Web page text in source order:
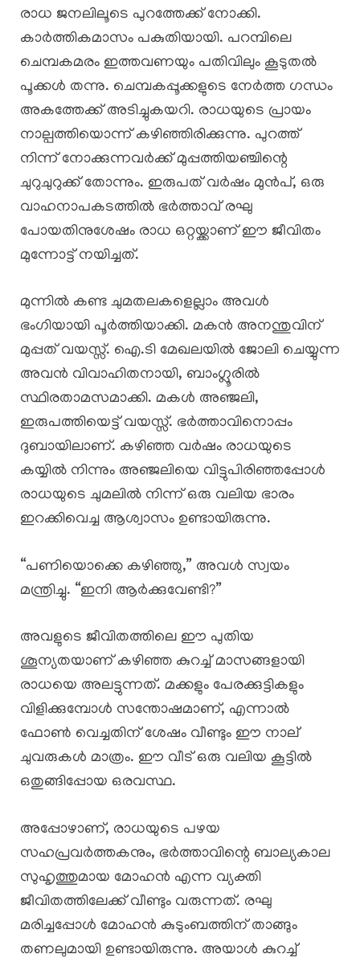
രാധ ജനലിലൂടെ പുറത്തേക്ക് നോക്കി.
കാർത്തികമാസം പകുതിയായി. പറമ്പിലെ
ചെമ്പകമരം ഇത്തവണയും പതിവിലും കൂടുതൽ
പൂക്കൾ തന്നു. ചെമ്പകപ്പൂക്കളുടെ നേർത്ത ഗന്ധം
അകത്തേക്ക് അടിച്ചുകയറി. രാധയുടെ പ്രായം
നാല്പത്തിയൊന്ന് കഴിഞ്ഞിരിക്കുന്നു. പുറത്ത്
നിന്ന് നോക്കുന്നവർക്ക് മുപ്പത്തിയഞ്ചിന്റെ
ചുറുചുറുക്ക് തോന്നും. ഇരുപത് വർഷം മുൻപ്, ഒരു
വാഹനാപകടത്തിൽ ഭർത്താവ് രഘു
പോയതിനുശേഷം രാധ ഒറ്റയ്ക്കാണ് ഈ ജീവിതം
മുന്നോട്ട് നയിച്ചത്.
മുന്നിൽ കണ്ട ചുമതലകളെല്ലാം അവൾ
ഭംഗിയായി പൂർത്തിയാക്കി. മകൻ അനന്തുവിന്
മുപ്പത് വയസ്സ്. ഐ.ടി മേഖലയിൽ ജോലി ചെയ്യുന്ന
അവൻ വിവാഹിതനായി, ബാംഗ്ലൂരിൽ
സ്ഥിരതാമസമാക്കി. മകൾ അഞ്ജലി,
ഇരുപത്തിയെട്ട് വയസ്സ്. ഭർത്താവിനൊപ്പം
ദുബായിലാണ്. കഴിഞ്ഞ വർഷം രാധയുടെ
കയ്യിൽ നിന്നും അഞ്ജലിയെ വിട്ടുപിരിഞ്ഞപ്പോൾ
രാധയുടെ ചുമലിൽ നിന്ന് ഒരു വലിയ ഭാരം
ഇറക്കിവെച്ച ആശ്വാസം ഉണ്ടായിരുന്നു.
“പണിയൊക്കെ കഴിഞ്ഞു,” അവൾ സ്വയം
മന്ത്രിച്ചു. “ഇനി ആർക്കുവേണ്ടി?”
അവളുടെ ജീവിതത്തിലെ ഈ പുതിയ
ശൂന്യതയാണ് കഴിഞ്ഞ കുറച്ച് മാസങ്ങളായി
രാധയെ അലട്ടുന്നത്. മക്കളും പേരക്കുട്ടികളും
വിളിക്കുമ്പോൾ സന്തോഷമാണ്, എന്നാൽ
ഫോൺ വെച്ചതിന് ശേഷം വീണ്ടും ഈ നാല്
ചുവരുകൾ മാത്രം. ഈ വീട് ഒരു വലിയ കൂട്ടിൽ
ഒതുങ്ങിപ്പോയ ഒരവസ്ഥ.
അപ്പോഴാണ്, രാധയുടെ പഴയ
സഹപ്രവർത്തകനും, ഭർത്താവിന്റെ ബാല്യകാല
സുഹൃത്തുമായ മോഹൻ എന്ന വ്യക്തി
ജീവിതത്തിലേക്ക് വീണ്ടും വരുന്നത്. രഘു
മരിച്ചപ്പോൾ മോഹൻ കുടുംബത്തിന് താങ്ങും
തണലുമായി ഉണ്ടായിരുന്നു. അയാൾ കുറച്ച്